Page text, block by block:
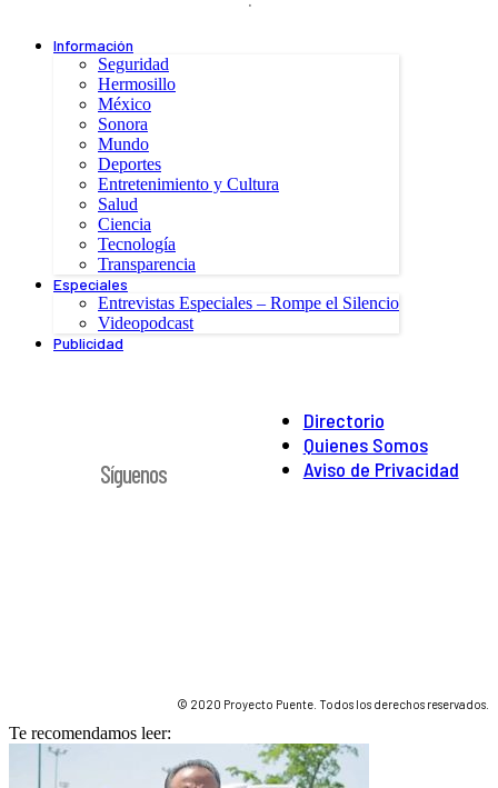
Información
Seguridad
Hermosillo
México
Sonora
Mundo
Deportes
Entretenimiento y Cultura
Salud
Ciencia
Tecnología
Transparencia
Especiales
Entrevistas Especiales – Rompe el Silencio
Videopodcast
Publicidad
Directorio
Quienes Somos
Aviso de Privacidad
Síguenos
© 2020 Proyecto Puente. Todos los derechos reservados.
Te recomendamos leer: